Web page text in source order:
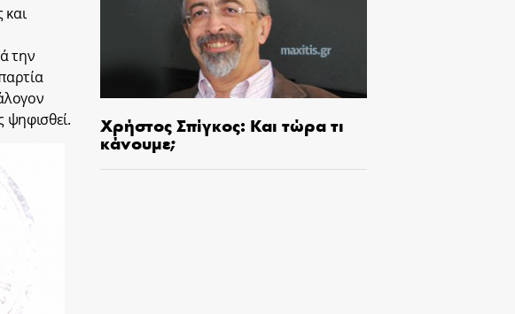
και
την
ψηφισθεί.
Χρήστος Σπίγκος: Και τώρα τι
κάνουμε;